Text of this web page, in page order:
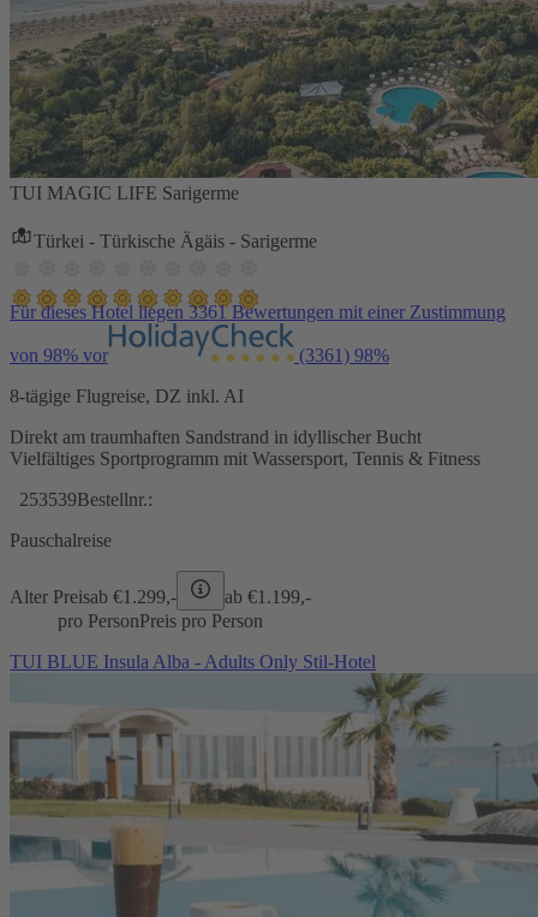
TUI MAGIC LIFE Sarigerme
Türkei - Türkische Ägäis - Sarigerme
Für dieses Hotel liegen 3361 Bewertungen mit einer Zustimmung
von 98% vor (3361) 98%
8-tägige Flugreise, DZ inkl. AI
Direkt am traumhaften Sandstrand in idyllischer Bucht
Vielfältiges Sportprogramm mit Wassersport, Tennis & Fitness
253539Bestellnr.:
Pauschalreise
Alter Preisab €1.299,- ab €1.199,-
pro PersonPreis pro Person
TUI BLUE Insula Alba - Adults Only Stil-Hotel